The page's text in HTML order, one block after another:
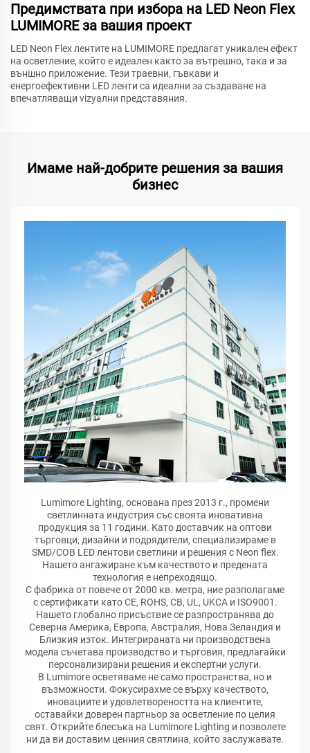
Предимствата при избора на LED Neon Flex
LUMIMORE за вашия проект
LED Neon Flex лентите на LUMIMORE предлагат уникален ефект
на осветление, който е идеален както за вътрешно, така и за
външно приложение. Тези траевни, гъвкави и
енергоефективни LED ленти са идеални за създаване на
впечатляващи vizуални представяния.
Имаме най-добрите решения за вашия
бизнес
Lumimore Lighting, основана през 2013 г., промени
светлинната индустрия със своята иновативна
продукция за 11 години. Като доставчик на оптови
търговци, дизайни и подрядители, специализираме в
SMD/COB LED лентови светлини и решения с Neon flex.
Нашето ангажиране към качеството и предената
технология е непреходящо.
С фабрика от повече от 2000 кв. метра, ние разполагаме
с сертификати като CE, ROHS, CB, UL, UKCA и ISO9001.
Нашето глобално присъствие се разпространява до
Северна Америка, Европа, Австралия, Нова Зеландия и
Близкия изток. Интегрираната ни производствена
модела съчетава производство и търговия, предлагайки
персонализирани решения и експертни услуги.
В Lumimore осветяваме не само пространства, но и
възможности. Фокусирахме се върху качеството,
иновациите и удовлетвореността на клиентите,
оставайки доверен партньор за осветление по целия
свят. Открийте блесъка на Lumimore Lighting и позволете
ни да ви доставим ценния святлина, който заслужавате.